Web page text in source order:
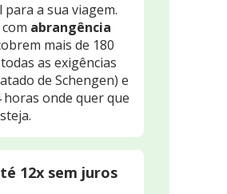
a sua viagem.
abrangência
mais de 180
as exigências
de Schengen) e
onde quer que
12x sem juros